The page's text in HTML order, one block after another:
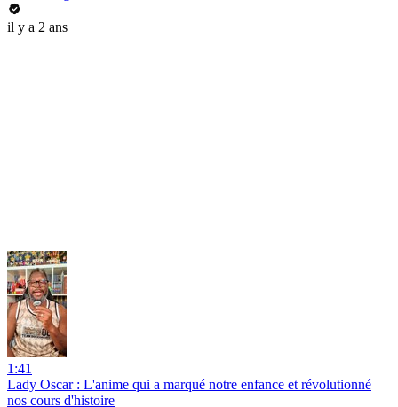
il y a 2 ans
1:41
Lady Oscar : L'anime qui a marqué notre enfance et révolutionné
nos cours d'histoire